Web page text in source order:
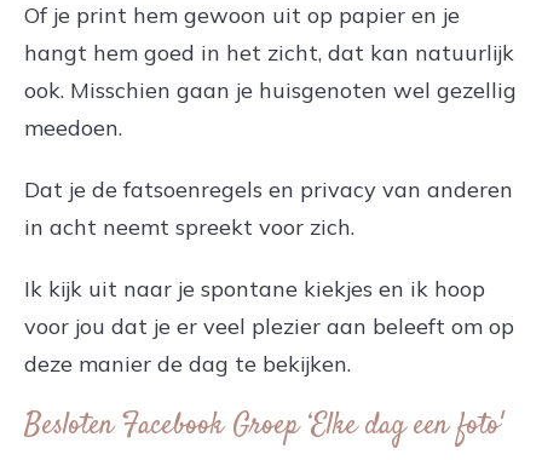
Of je print hem gewoon uit op papier en je
hangt hem goed in het zicht, dat kan natuurlijk
ook. Misschien gaan je huisgenoten wel gezellig
meedoen.
Dat je de fatsoenregels en privacy van anderen
in acht neemt spreekt voor zich.
Ik kijk uit naar je spontane kiekjes en ik hoop
voor jou dat je er veel plezier aan beleeft om op
deze manier de dag te bekijken.
Besloten Facebook Groep ‘Elke dag een foto'